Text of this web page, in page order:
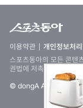
이용약관 개인정보처
스포츠동아의 모든 콘텐
권법에 저촉되며, 법적
© dongA All rights